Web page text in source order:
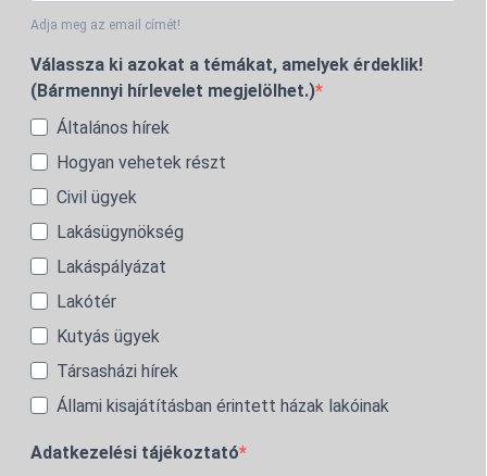
Adja meg az email címét!
Válassza ki azokat a témákat, amelyek érdeklik!
(Bármennyi hírlevelet megjelölhet.)
Általános hírek
Hogyan vehetek részt
Civil ügyek
Lakásügynökség
Lakáspályázat
Lakótér
Kutyás ügyek
Társasházi hírek
Állami kisajátításban érintett házak lakóinak
Adatkezelési tájékoztató